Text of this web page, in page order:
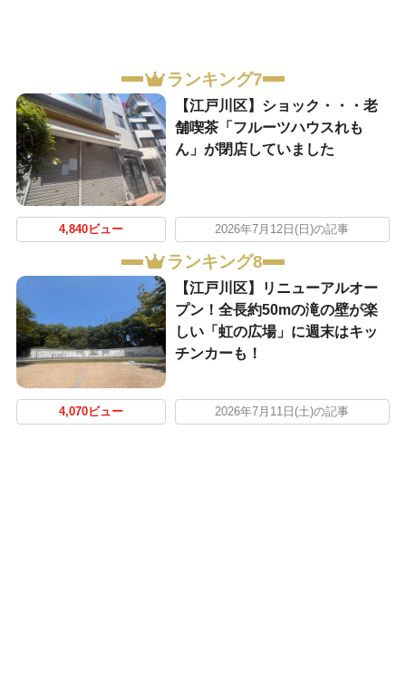
ランキング7
【江戸川区】ショック・・・老
舗喫茶「フルーツハウスれも
ん」が閉店していました
4,840ビュー 2026年7月12日(日)の記事
ランキング8
【江戸川区】リニューアルオー
プン！全長約50mの滝の壁が楽
しい「虹の広場」に週末はキッ
チンカーも！
4,070ビュー 2026年7月11日(土)の記事